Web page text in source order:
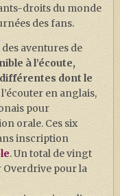
droits du monde
des fans.
aventures de
à l’écoute,
dont le
en anglais,
pour
orale. Ces six
inscription
. Un total de vingt
Overdrive pour la